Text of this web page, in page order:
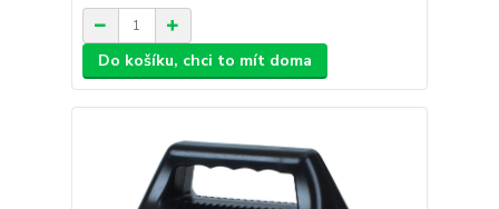
Do košíku, chci to mít doma